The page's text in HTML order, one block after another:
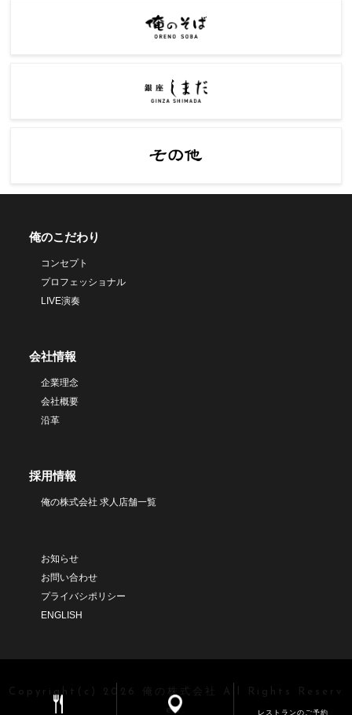
レストランのご予約
俺のこだわり
コンセプト
プロフェッショナル
LIVE演奏
会社情報
企業理念
会社概要
沿革
採用情報
俺の株式会社 求人店舗一覧
お知らせ
お問い合わせ
プライバシポリシー
ENGLISH
Copyright(c) 2026 俺の株式会社 All Rights Reserv
ed.